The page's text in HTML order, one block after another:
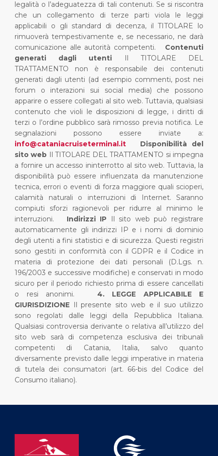
legalità o l’adeguatezza di tali contenuti. Se si riscontra
che un collegamento di terze parti viola le leggi
applicabili o gli standard di decenza, il TITOLARE lo
rimuoverà tempestivamente e, se necessario, ne darà
comunicazione alle autorità competenti.
Contenuti
generati dagli utenti
Il TITOLARE DEL
TRATTAMENTO non è responsabile dei contenuti
generati dagli utenti (ad esempio commenti, post nei
forum o interazioni sui social media) che possono
apparire o essere collegati al sito web. Tuttavia, qualsiasi
contenuto che violi le disposizioni di legge, i diritti di
terzi o l’ordine pubblico sarà rimosso previa notifica. Le
segnalazioni possono essere inviate a:
info@cataniacruiseterminal.it
Disponibilità del
sito web Il TITOLARE DEL TRATTAMENTO si impegna
a fornire un accesso ininterrotto al sito web. Tuttavia, la
disponibilità può essere influenzata da manutenzione
tecnica, errori o eventi di forza maggiore quali scioperi,
calamità naturali o interruzioni di Internet. Saranno
compiuti sforzi ragionevoli per ridurre al minimo le
interruzioni.
Indirizzi IP
Il sito web può registrare
automaticamente gli indirizzi IP e i nomi di dominio
degli utenti a fini statistici e di sicurezza. Questi registri
sono gestiti in conformità con il GDPR e il Codice in
materia di protezione dei dati personali (D.Lgs. n.
196/2003 e successive modifiche) e conservati in modo
sicuro per il periodo richiesto prima di essere cancellati
o resi anonimi.
4. LEGGE APPLICABILE E
GIURISDIZIONE Il presente sito web e il suo utilizzo
sono regolati dalle leggi della Repubblica Italiana.
Qualsiasi controversia derivante o relativa all’utilizzo del
sito web sarà di competenza esclusiva dei tribunali
competenti di Catania, Italia, salvo quanto
diversamente previsto dalle leggi imperative in materia
di tutela dei consumatori (art. 66-bis del Codice del
Consumo italiano).